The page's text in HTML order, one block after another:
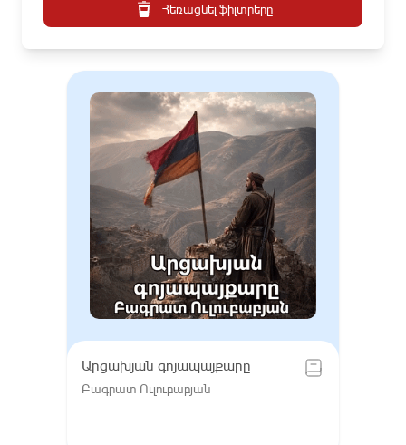
Հեռացնել ֆիլտրերը
Արցախյան գոյապայքարը
Բագրատ Ուլուբաբյան